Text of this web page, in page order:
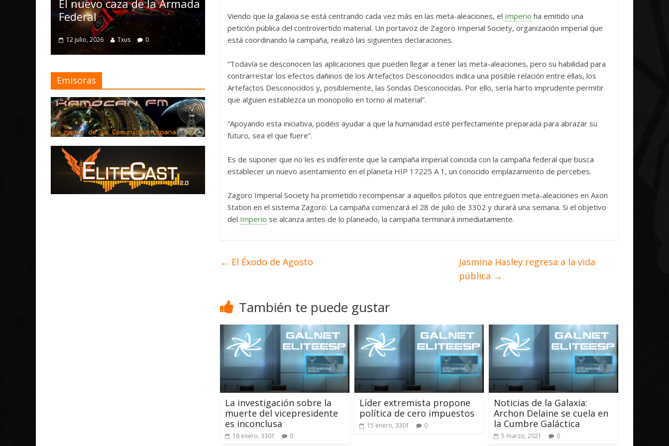
Viendo que la galaxia se está centrando cada vez más en las meta-aleaciones, el Imperio ha emitido una
petición pública del controvertido material. Un portavoz de Zagoro Imperial Society, organización imperial que
está coordinando la campaña, realizó las siguientes declaraciones.
“Todavía se desconocen las aplicaciones que pueden llegar a tener las meta-aleaciones, pero su habilidad para
contrarrestar los efectos dañinos de los Artefactos Desconocidos indica una posible relación entre ellas, los
Artefactos Desconocidos y, posiblemente, las Sondas Desconocidas. Por ello, sería harto imprudente permitir
que alguien establezca un monopolio en torno al material”.
“Apoyando esta iniciativa, podéis ayudar a que la humanidad esté perfectamente preparada para abrazar su
futuro, sea el que fuere”.
Es de suponer que no les es indiferente que la campaña imperial coincida con la campaña federal que busca
establecer un nuevo asentamiento en el planeta HIP 17225 A 1, un conocido emplazamiento de percebes.
Zagoro Imperial Society ha prometido recompensar a aquellos pilotos que entreguen meta-aleaciones en Axon
Station en el sistema Zagoro. La campaña comenzará el 28 de julio de 3302 y durará una semana. Si el objetivo
del Imperio se alcanza antes de lo planeado, la campaña terminará inmediatamente.
← El Éxodo de Agosto
Jasmina Hasley regresa a la vida
pública →
También te puede gustar
La investigación sobre la
muerte del vicepresidente
es inconclusa
16 enero, 3301 0
Líder extremista propone
política de cero impuestos
15 enero, 3301 0
Noticias de la Galaxia:
Archon Delaine se cuela en
la Cumbre Galáctica
5 marzo, 2021 0
El nuevo caza de la Armada
Federal
12 julio, 2026 Txus 0
mejoras
4 julio, 2026 Txus 0
Mayo de 2026
28 mayo, 2026 Txus 0
14 abril, 2026 Txus 0
Emisoras